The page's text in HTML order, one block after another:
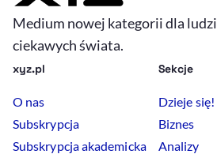
Medium nowej kategorii dla ludzi
ciekawych świata.
xyz.pl
O nas
Subskrypcja
Subskrypcja akademicka
Sekcje
Dzieje się!
Biznes
Analizy